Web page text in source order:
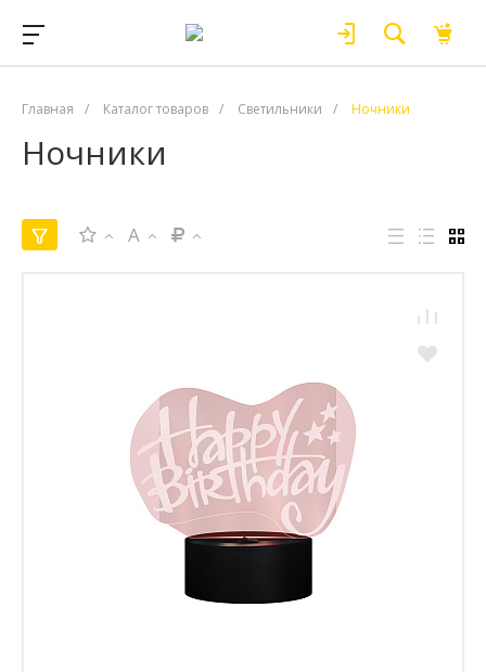
Главная / Каталог товаров / Светильники / Ночники
Ночники
A